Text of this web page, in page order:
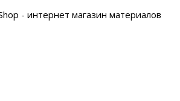
- интернет магазин материалов